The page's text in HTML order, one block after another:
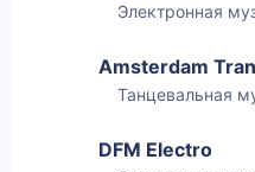
Электронная
Amsterdam
Танцевальная
DFM Electro